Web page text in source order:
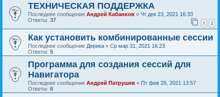
ТЕХНИЧЕСКАЯ ПОДДЕРЖКА
Последнее сообщение Андрей Кабанков « Чт дек 23, 2021 16:33
Ответы: 37 1 2
Как установить комбинированные сессии
Последнее сообщение Дерика « Ср мар 31, 2021 16:23
Ответы: 5
Программа для создания сессий для
Навигатора
Последнее сообщение Андрей Патрушев « Пт фев 26, 2021 13:57
Ответы: 6